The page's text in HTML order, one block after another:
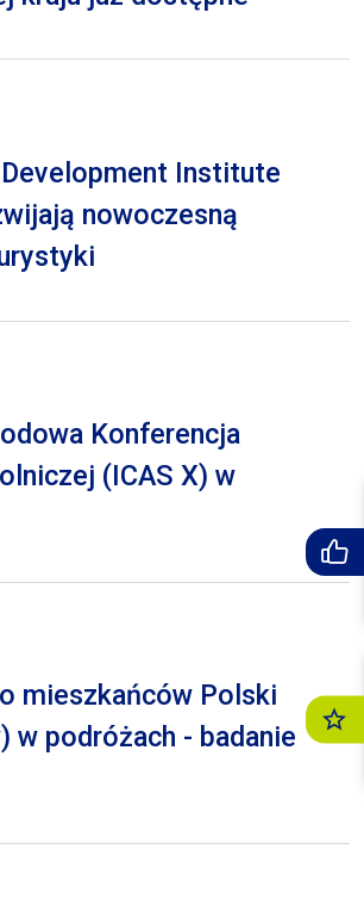
Development Institute
nowoczesną
Konferencja
(ICAS X) w
mieszkańców Polski
w podróżach - badanie